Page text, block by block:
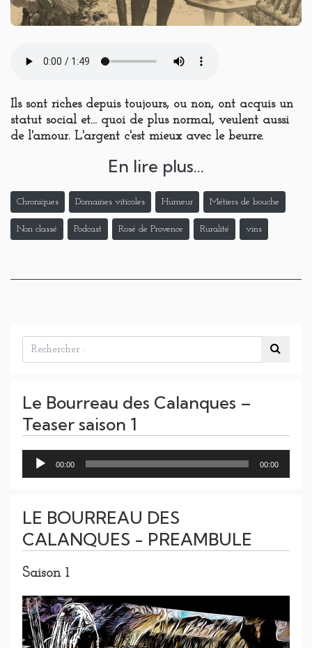
Ils sont riches depuis toujours, ou non, ont acquis un
statut social et... quoi de plus normal, veulent aussi
de l'amour. L'argent c'est mieux avec le beurre.
En lire plus...
Chroniques Domaines viticoles Humeur Métiers de bouche
Non classé Podcast Rosé de Provence Ruralité vins
Le Bourreau des Calanques –
Teaser saison 1
Lecteur
audio
00:00 00:00
LE BOURREAU DES
CALANQUES - PREAMBULE
Saison 1